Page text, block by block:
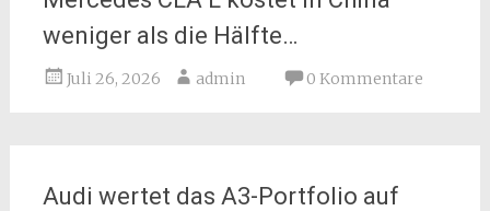
weniger als die Hälfte…
Juli 26, 2026 admin 0 Kommentare
Audi wertet das A3-Portfolio auf